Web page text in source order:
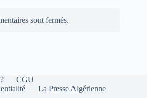
sont fermés.
CGU
La Presse Algérienne